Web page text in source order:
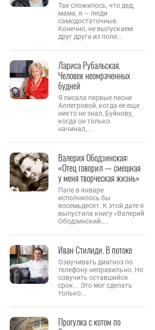
Так сложилось, что дед,
мама, я — люди
самодостаточные.
Конечно, не выпускаем
друг друга из поля...
Лариса Рубальская.
Человек неомраченных
будней
Я писала первые песни
Аллегровой, когда ее еще
никто не знал, Буйнову,
когда он только
начинал,...
Валерия Ободзинская:
«Отец говорил — смешная
у меня творческая жизнь»
Папе в январе
исполнилось бы
восемьдесят. К этой дате я
выпустила книгу «Валерий
Ободзинский....
Иван Стилиди. В потоке
Озвучивать диагноз по
телефону неправильно. Но
озвучить оставшийся
срок... Это мог сделать
только...
Прогулка с котом по